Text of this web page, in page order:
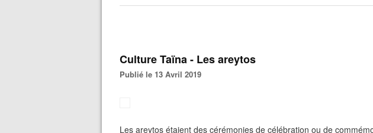
Culture Taïna - Les areytos
Publié le 13 Avril 2019
Les areytos étaient des cérémonies de célébration ou de